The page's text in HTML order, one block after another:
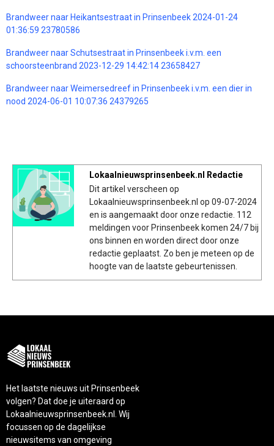
Brandweer naar Heikantsestraat in Prinsenbeek 2024-01-24
01:36:59 23780586
Brandweer naar Schutsestraat in Prinsenbeek i.v.m. een
schoorsteenbrand 2023-12-29 14:42:14 23658427
Brandweer naar Weimersedreef in Prinsenbeek i.v.m. een dier in
nood 2024-06-01 10:07:36 24379265
Lokaalnieuwsprinsenbeek.nl Redactie
Dit artikel verscheen op
Lokaalnieuwsprinsenbeek.nl op 09-07-2024
en is aangemaakt door onze redactie. 112
meldingen voor Prinsenbeek komen 24/7 bij
ons binnen en worden direct door onze
redactie geplaatst. Zo ben je meteen op de
hoogte van de laatste gebeurtenissen.
Het laatste nieuws uit Prinsenbeek
volgen? Dat doe je uiteraard op
Lokaalnieuwsprinsenbeek.nl. Wij
focussen op de dagelijkse
nieuwsitems van omgeving